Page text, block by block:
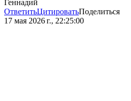
Геннадий
ОтветитьЦитироватьПоделиться
17 мая 2026 г., 22:25:00